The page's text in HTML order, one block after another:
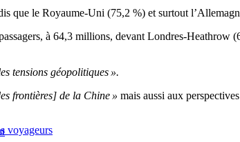
que le Royaume-Uni (75,2 %) et surtout
à 64,3 millions, devant Londres-
tensions géopolitiques ».
frontières] de la Chine » mais aussi aux
voyageurs